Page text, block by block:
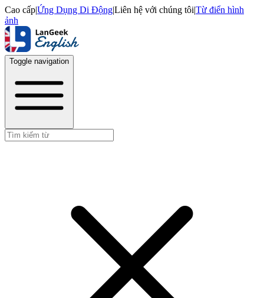
Cao cấp|Ứng Dụng Di Động|Liên hệ với chúng tôi|Từ điển hình
ảnh
Toggle navigation